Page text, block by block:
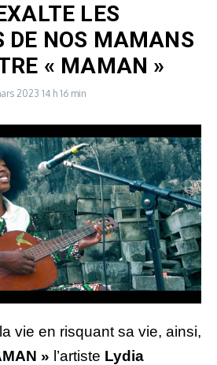
LES
DE NOS MAMANS
« MAMAN »
2023 14 h 16 min
vie en risquant sa vie, ainsi,
» l’artiste Lydia